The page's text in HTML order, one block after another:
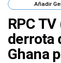
Mi Bolsillo
Respuestas
Gente
Añadir
RPC
derrota
Ghana